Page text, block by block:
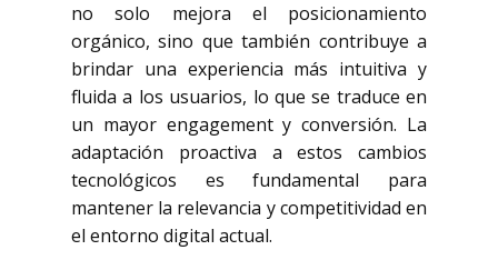
no solo mejora el posicionamiento
orgánico, sino que también contribuye a
brindar una experiencia más intuitiva y
fluida a los usuarios, lo que se traduce en
un mayor engagement y conversión. La
adaptación proactiva a estos cambios
tecnológicos es fundamental para
mantener la relevancia y competitividad en
el entorno digital actual.